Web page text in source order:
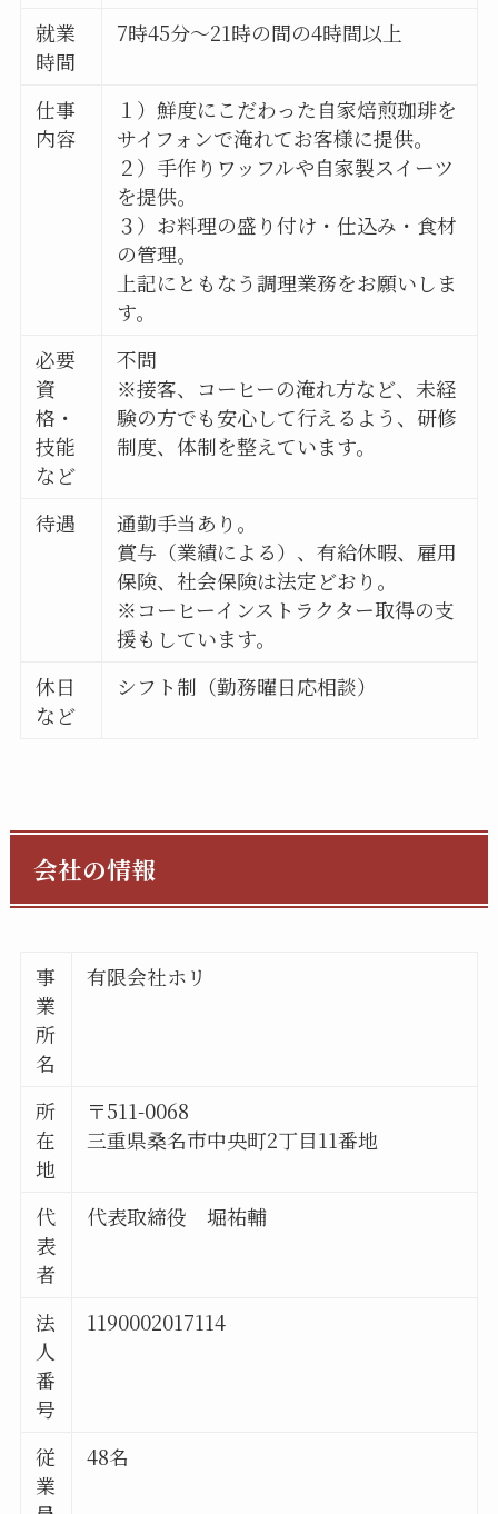
就業
時間
7時45分～21時の間の4時間以上
仕事
内容
１）鮮度にこだわった自家焙煎珈琲を
サイフォンで淹れてお客様に提供。
２）手作りワッフルや自家製スイーツ
を提供。
３）お料理の盛り付け・仕込み・食材
の管理。
上記にともなう調理業務をお願いしま
す。
必要
資
格・
技能
など
不問
※接客、コーヒーの淹れ方など、未経
験の方でも安心して行えるよう、研修
制度、体制を整えています。
待遇
通勤手当あり。
賞与（業績による）、有給休暇、雇用
保険、社会保険は法定どおり。
※コーヒーインストラクター取得の支
援もしています。
休日
など
シフト制（勤務曜日応相談）
会社の情報
事
業
所
名
有限会社ホリ
所
在
地
〒511-0068
三重県桑名市中央町2丁目11番地
代
表
者
代表取締役 堀祐輔
法
人
番
号
1190002017114
従
業
48名